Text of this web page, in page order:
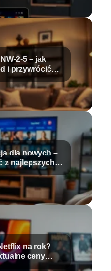
2-5 – jak
i przywrócić
dla nowych –
z najlepszych
na rok?
ceny